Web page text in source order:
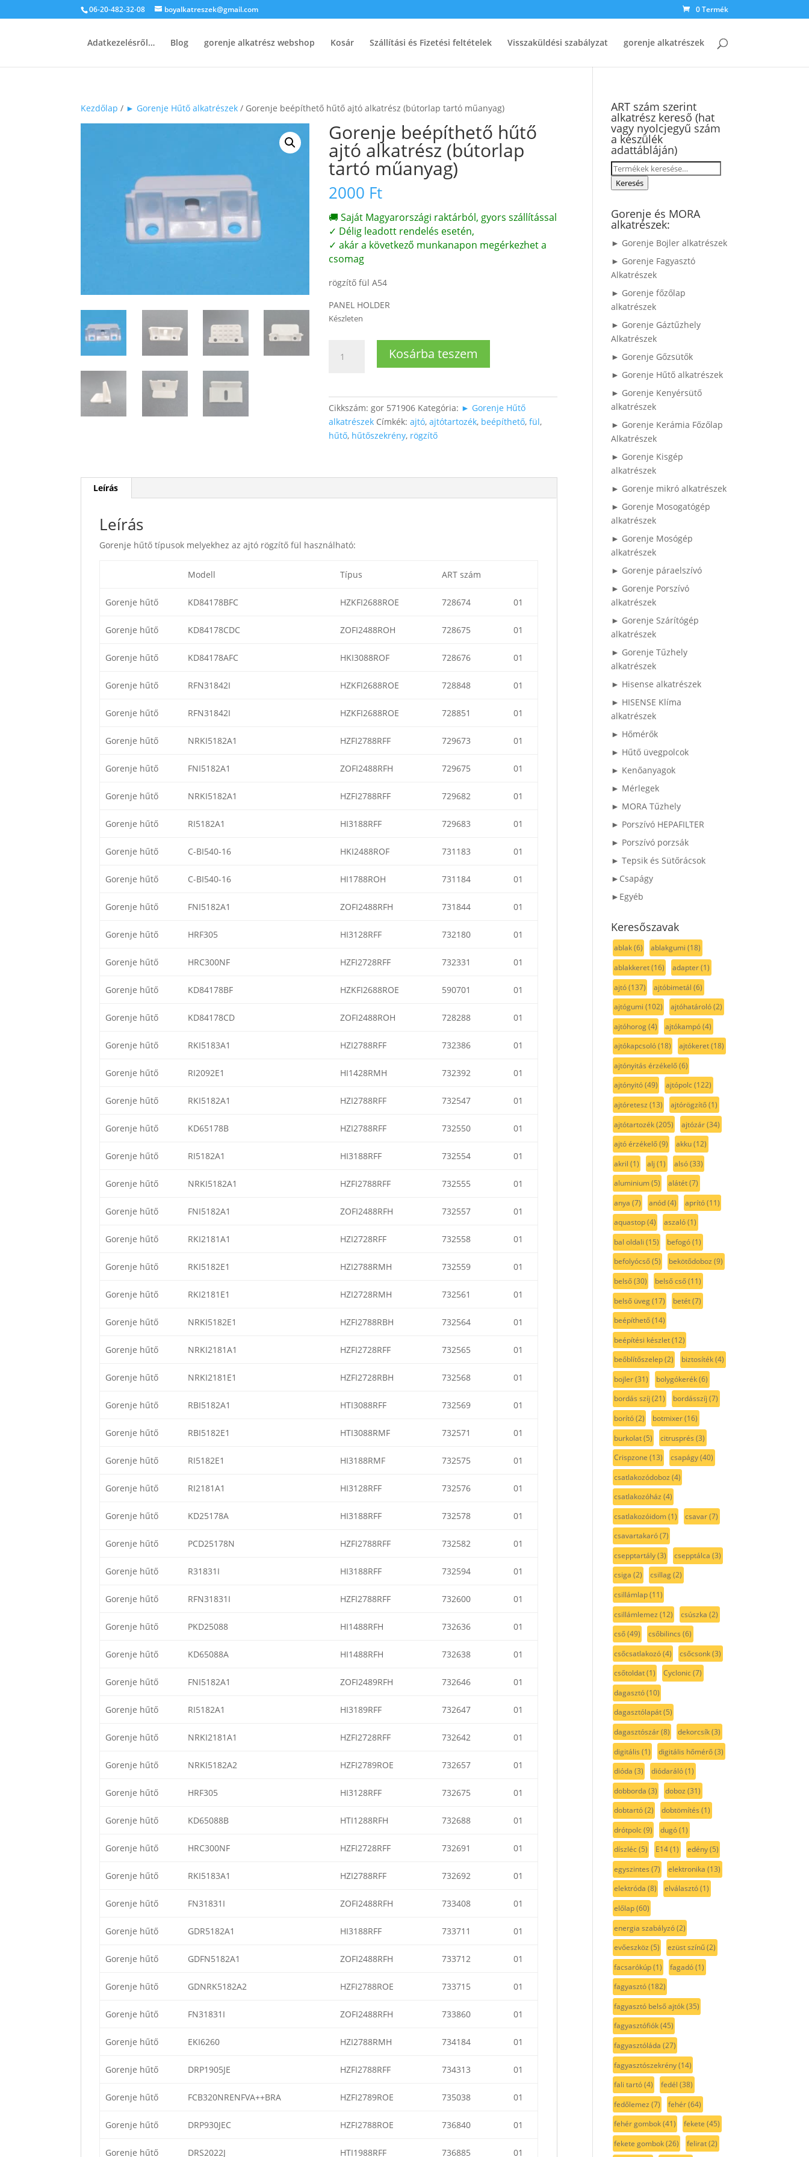
06-20-482-32-08 boyalkatreszek@gmail.com 0 Termék
Adatkezelésről… Blog gorenje alkatrész webshop Kosár Szállítási és Fizetési feltételek Visszaküldési szabályzat gorenje alkatrészek
Kezdőlap / ► Gorenje Hűtő alkatrészek / Gorenje beépíthető hűtő ajtó alkatrész (bútorlap tartó műanyag)
Gorenje beépíthető hűtő
ajtó alkatrész (bútorlap
tartó műanyag)
2000 Ft
🚚 Saját Magyarországi raktárból, gyors szállítással
✓ Délig leadott rendelés esetén,
✓ akár a következő munkanapon megérkezhet a
csomag
rögzítő fül A54
PANEL HOLDER
Készleten
beépíthető
alkatrész
(bútorlap
tartó
műanyag)
Kosárba teszem
Cikkszám:gor 571906 Kategória: ► Gorenje Hűtő
alkatrészek Címkék:ajtó,ajtótartozék, beépíthető,fül,
hűtő, hűtőszekrény, rögzítő
Leírás
Leírás
Gorenje hűtő típusok melyekhez az ajtó rögzítő fül használható:
Modell Típus ART szám
Gorenje hűtő KD84178BFC HZKFI2688ROE 728674 01
Gorenje hűtő KD84178CDC ZOFI2488ROH 728675 01
Gorenje hűtő KD84178AFC HKI3088ROF 728676 01
Gorenje hűtő RFN31842I HZKFI2688ROE 728848 01
Gorenje hűtő RFN31842I HZKFI2688ROE 728851 01
Gorenje hűtő NRKI5182A1 HZFI2788RFF 729673 01
Gorenje hűtő FNI5182A1 ZOFI2488RFH 729675 01
Gorenje hűtő NRKI5182A1 HZFI2788RFF 729682 01
Gorenje hűtő RI5182A1 HI3188RFF 729683 01
Gorenje hűtő C-BI540-16 HKI2488ROF 731183 01
Gorenje hűtő C-BI540-16 HI1788ROH 731184 01
Gorenje hűtő FNI5182A1 ZOFI2488RFH 731844 01
Gorenje hűtő HRF305 HI3128RFF 732180 01
Gorenje hűtő HRC300NF HZFI2728RFF 732331 01
Gorenje hűtő KD84178BF HZKFI2688ROE 590701 01
Gorenje hűtő KD84178CD ZOFI2488ROH 728288 01
Gorenje hűtő RKI5183A1 HZI2788RFF 732386 01
Gorenje hűtő RI2092E1 HI1428RMH 732392 01
Gorenje hűtő RKI5182A1 HZI2788RFF 732547 01
Gorenje hűtő KD65178B HZI2788RFF 732550 01
Gorenje hűtő RI5182A1 HI3188RFF 732554 01
Gorenje hűtő NRKI5182A1 HZFI2788RFF 732555 01
Gorenje hűtő FNI5182A1 ZOFI2488RFH 732557 01
Gorenje hűtő RKI2181A1 HZI2728RFF 732558 01
Gorenje hűtő RKI5182E1 HZI2788RMH 732559 01
Gorenje hűtő RKI2181E1 HZI2728RMH 732561 01
Gorenje hűtő NRKI5182E1 HZFI2788RBH 732564 01
Gorenje hűtő NRKI2181A1 HZFI2728RFF 732565 01
Gorenje hűtő NRKI2181E1 HZFI2728RBH 732568 01
Gorenje hűtő RBI5182A1 HTI3088RFF 732569 01
Gorenje hűtő RBI5182E1 HTI3088RMF 732571 01
Gorenje hűtő RI5182E1 HI3188RMF 732575 01
Gorenje hűtő RI2181A1 HI3128RFF 732576 01
Gorenje hűtő KD25178A HI3188RFF 732578 01
Gorenje hűtő PCD25178N HZFI2788RFF 732582 01
Gorenje hűtő R31831I HI3188RFF 732594 01
Gorenje hűtő RFN31831I HZFI2788RFF 732600 01
Gorenje hűtő PKD25088 HI1488RFH 732636 01
Gorenje hűtő KD65088A HI1488RFH 732638 01
Gorenje hűtő FNI5182A1 ZOFI2489RFH 732646 01
Gorenje hűtő RI5182A1 HI3189RFF 732647 01
Gorenje hűtő NRKI2181A1 HZFI2728RFF 732642 01
Gorenje hűtő NRKI5182A2 HZFI2789ROE 732657 01
Gorenje hűtő HRF305 HI3128RFF 732675 01
Gorenje hűtő KD65088B HTI1288RFH 732688 01
Gorenje hűtő HRC300NF HZFI2728RFF 732691 01
Gorenje hűtő RKI5183A1 HZI2788RFF 732692 01
Gorenje hűtő FN31831I ZOFI2488RFH 733408 01
Gorenje hűtő GDR5182A1 HI3188RFF 733711 01
Gorenje hűtő GDFN5182A1 ZOFI2488RFH 733712 01
Gorenje hűtő GDNRK5182A2 HZFI2788ROE 733715 01
Gorenje hűtő FN31831I ZOFI2488RFH 733860 01
Gorenje hűtő EKI6260 HZI2788RMH 734184 01
Gorenje hűtő DRP1905JE HZFI2788RFF 734313 01
Gorenje hűtő FCB320NRENFVA++BRA HZFI2789ROE 735038 01
Gorenje hűtő DRP930JEC HZFI2788ROE 736840 01
Gorenje hűtő DRS2022J HTI1988RFF 736885 01
ART szám szerint
alkatrész kereső (hat
vagy nyolcjegyű szám
a készülék
adattábláján)
Keresés
a Keresés
Gorenje és MORA
alkatrészek:
► Gorenje Bojler alkatrészek
► Gorenje Fagyasztó
Alkatrészek
► Gorenje főzőlap
alkatrészek
► Gorenje Gáztűzhely
Alkatrészek
► Gorenje Gőzsütők
► Gorenje Hűtő alkatrészek
► Gorenje Kenyérsütő
alkatrészek
► Gorenje Kerámia Főzőlap
Alkatrészek
► Gorenje Kisgép
alkatrészek
► Gorenje mikró alkatrészek
► Gorenje Mosogatógép
alkatrészek
► Gorenje Mosógép
alkatrészek
► Gorenje páraelszívó
► Gorenje Porszívó
alkatrészek
► Gorenje Szárítógép
alkatrészek
► Gorenje Tűzhely
alkatrészek
► Hisense alkatrészek
► HISENSE Klíma
alkatrészek
► Hőmérők
► Hűtő üvegpolcok
► Kenőanyagok
► Mérlegek
► MORA Tűzhely
► Porszívó HEPAFILTER
► Porszívó porzsák
► Tepsik és Sütőrácsok
►Csapágy
►Egyéb
Keresőszavak
ablak(6) ablakgumi (18)
ablakkeret(16) adapter(1)
ajtó(137) ajtóbimetál (6)
ajtógumi (102) ajtóhatároló(2)
ajtóhorog(4) ajtókampó(4)
ajtókapcsoló(18) ajtókeret(18)
ajtónyitás érzékelő(6)
ajtónyitó(49) ajtópolc(122)
ajtóretesz (13) ajtórögzítő(1)
ajtótartozék(205) ajtózár(34)
ajtó érzékelő(9) akku(12)
akril (1) alj (1) alsó(33)
aluminium(5) alátét(7)
anya (7) anód(4) aprító(11)
aquastop(4) aszaló(1)
bal oldali (15) befogó(1)
befolyócső(5) bekötődoboz (9)
belső(30) belső cső(11)
belső üveg(17) betét(7)
beépíthető(14)
beépítési készlet(12)
beőblítőszelep(2) biztosíték(4)
bojler(31) bolygókerék(6)
bordás szíj (21) bordásszíj (7)
borító(2) botmixer(16)
burkolat(5) citrusprés (3)
Crispzone (13) csapágy(40)
csatlakozódoboz (4)
csatlakozóház (4)
csatlakozóidom(1) csavar(7)
csavartakaró(7)
csepptartály(3) csepptálca (3)
csiga (2) csillag(2)
csillámlap(11)
csillámlemez (12) csúszka (2)
cső(49) csőbilincs (6)
csőcsatlakozó(4) csőcsonk(3)
csőtoldat(1) Cyclonic(7)
dagasztó(10)
dagasztólapát(5)
dagasztószár(8) dekorcsík(3)
digitális (1) digitális hőmérő(3)
dióda (3) diódaráló(1)
dobborda (3) doboz (31)
dobtartó(2) dobtömítés (1)
drótpolc(9) dugó(1)
díszléc(5) E14(1) edény(5)
egyszintes (7) elektronika (13)
elektróda (8) elválasztó(1)
előlap(60)
energia szabályzó(2)
evőeszköz (5) ezüst színű(2)
facsarókúp(1) fagadó(1)
fagyasztó(182)
fagyasztó belső ajtók(35)
fagyasztófiók(45)
fagyasztóláda (27)
fagyasztószekrény(14)
fali tartó(4) fedél (38)
fedőlemez (7) fehér(64)
fehér gombok(41) fekete (45)
fekete gombok(26) felirat(2)